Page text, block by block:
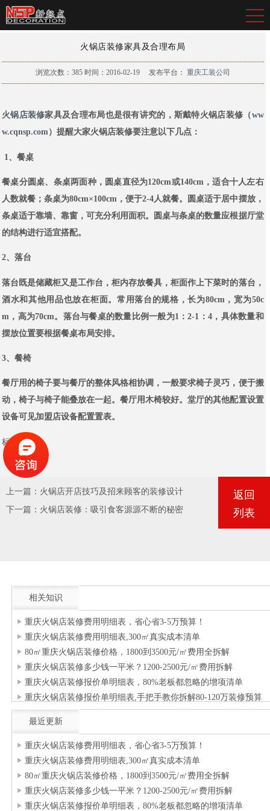
火锅店装修家具及合理布局
浏览次数： 385 时间：2016-02-19 发布平台： 重庆工装公司
火锅店装修家具及合理布局也是很有讲究的，斯戴特火锅店装修（ww
w.cqnsp.com）提醒大家火锅店装修要注意以下几点：
1、餐桌
餐桌分圆桌、条桌两面种，圆桌直径为120cm或140cm，适合十人左右
人数就餐；条桌为80cm×100cm，便于2-4人就餐。圆桌适于居中摆放，
条桌适于靠墙、靠窗，可充分利用面积。圆桌与条桌的数量应根据厅堂
的结构进行适宜搭配。
2、落台
落台既是储藏柜又是工作台，柜内存放餐具，柜面作上下菜时的落台，
酒水和其他用品也放在柜面。常用落台的规格，长为80cm，宽为50c
m，高为70cm。落台与餐桌的数量比例一般为1：2-1：4，具体数量和
摆放位置要根据餐桌布局安排。
3、餐椅
餐厅用的椅子要与餐厅的整体风格相协调，一般要求椅子灵巧，便于搬
动，椅子与椅子能叠放在一起。餐厅用木椅较好。堂厅的其他配置设置
设备可见加盟店设备配置置表。
标签：
上一篇： 火锅店开店技巧及招来顾客的装修设计
下一篇： 火锅店装修：吸引食客源源不断的秘密
返回
列表
相关知识
重庆火锅店装修费用明细表，省心省3-5万预算！
重庆火锅店装修费用明细表,300㎡真实成本清单
80㎡重庆火锅店装修价格，1800到3500元/㎡费用全拆解
重庆火锅店装修多少钱一平米？1200-2500元/㎡费用拆解
重庆火锅店装修报价单明细表，80%老板都忽略的增项清单
重庆火锅店装修报价单明细表,手把手教你拆解80-120万装修预算
最近更新
重庆火锅店装修费用明细表，省心省3-5万预算！
重庆火锅店装修费用明细表,300㎡真实成本清单
80㎡重庆火锅店装修价格，1800到3500元/㎡费用全拆解
重庆火锅店装修多少钱一平米？1200-2500元/㎡费用拆解
重庆火锅店装修报价单明细表，80%老板都忽略的增项清单